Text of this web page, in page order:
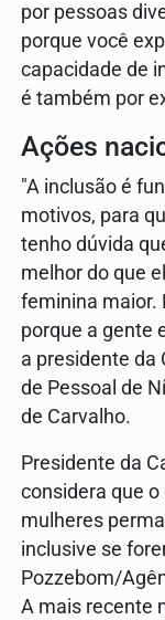
por pessoas
porque você
capacidade de
é também por
Ações
"A inclusão é
motivos, para
tenho dúvida
melhor do que
feminina maior.
porque a gente
a presidente da
de Pessoal de
de Carvalho.
Presidente da
considera que
mulheres
inclusive se
Pozzebom/
A mais recente